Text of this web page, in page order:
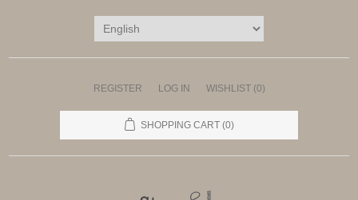
REGISTER LOG IN WISHLIST (0)
SHOPPING CART (0)